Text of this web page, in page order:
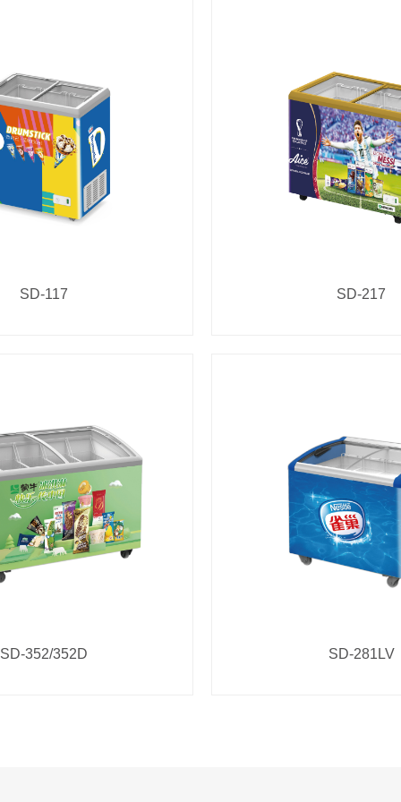
SD-117 SD-217
SD-352/352D SD-281LV